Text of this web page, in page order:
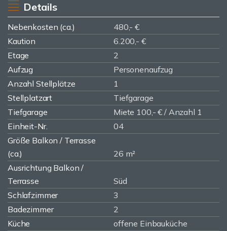
Details
Nebenkosten (ca.)
480,- €
Kaution
6.200,- €
Etage
2
Aufzug
Personenaufzug
Anzahl Stellplätze
1
Stellplatzart
Tiefgarage
Tiefgarage
Miete 100,- € / Anzahl 1
Einheit-Nr.
04
Größe Balkon / Terrasse
(ca.)
26 m²
Ausrichtung Balkon /
Terrasse
Süd
Schlafzimmer
3
Badezimmer
2
Küche
offene Einbauküche